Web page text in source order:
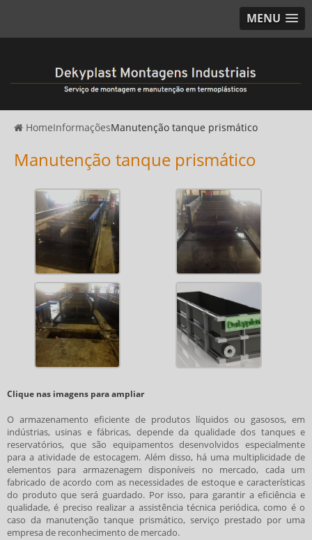
MENU
HomeInformaçõesManutenção tanque prismático
Manutenção tanque prismático
Clique nas imagens para ampliar
O armazenamento eficiente de produtos líquidos ou gasosos, em
indústrias, usinas e fábricas, depende da qualidade dos tanques e
reservatórios, que são equipamentos desenvolvidos especialmente
para a atividade de estocagem. Além disso, há uma multiplicidade de
elementos para armazenagem disponíveis no mercado, cada um
fabricado de acordo com as necessidades de estoque e características
do produto que será guardado. Por isso, para garantir a eficiência e
qualidade, é preciso realizar a assistência técnica periódica, como é o
caso da manutenção tanque prismático, serviço prestado por uma
empresa de reconhecimento de mercado.